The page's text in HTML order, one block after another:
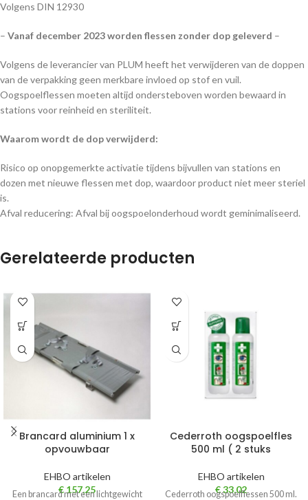
Volgens DIN 12930
– Vanaf december 2023 worden flessen zonder dop geleverd –
Volgens de leverancier van PLUM heeft het verwijderen van de doppen
van de verpakking geen merkbare invloed op stof en vuil.
Oogspoelflessen moeten altijd ondersteboven worden bewaard in
stations voor reinheid en steriliteit.
Waarom wordt de dop verwijderd:
Risico op onopgemerkte activatie tijdens bijvullen van stations en
dozen met nieuwe flessen met dop, waardoor product niet meer steriel
is.
Afval reducering: Afval bij oogspoelonderhoud wordt geminimaliseerd.
Gerelateerde producten
Brancard aluminium 1 x
opvouwbaar
EHBO artikelen
€ 157,25
Een brancard met een lichtgewicht
Cederroth oogspoelfles
500 ml ( 2 stuks
EHBO artikelen
€33,02
Cederroth oogspoelflessen 500 ml.